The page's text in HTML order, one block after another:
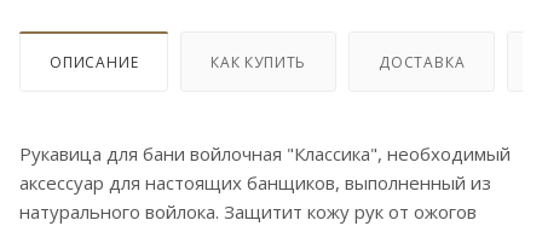
ОПИСАНИЕ КАК КУПИТЬ ДОСТАВКА
Рукавица для бани войлочная "Классика", необходимый
аксессуар для настоящих банщиков, выполненный из
натурального войлока. Защитит кожу рук от ожогов